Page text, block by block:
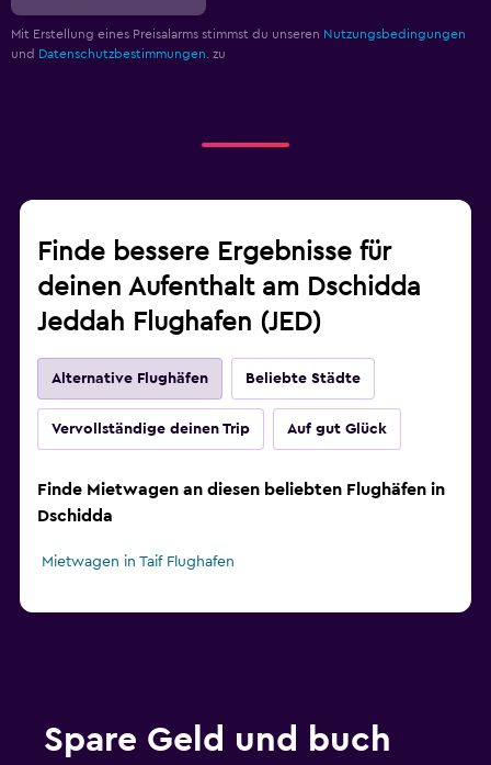
Mit Erstellung eines Preisalarms stimmst du unseren Nutzungsbedingungen
und Datenschutzbestimmungen. zu
Finde bessere Ergebnisse für
deinen Aufenthalt am Dschidda
Jeddah Flughafen (JED)
Alternative Flughäfen Beliebte Städte
Vervollständige deinen Trip Auf gut Glück
Finde Mietwagen an diesen beliebten Flughäfen in
Dschidda
Mietwagen in Taif Flughafen
Spare Geld und buch